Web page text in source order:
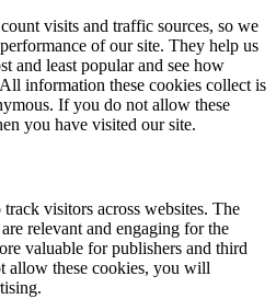
visits and traffic sources, so we
of our site. They help us
and least popular and see how
information these cookies collect is
If you do not allow these
you have visited our site.
visitors across websites. The
relevant and engaging for the
valuable for publishers and third
allow these cookies, you will